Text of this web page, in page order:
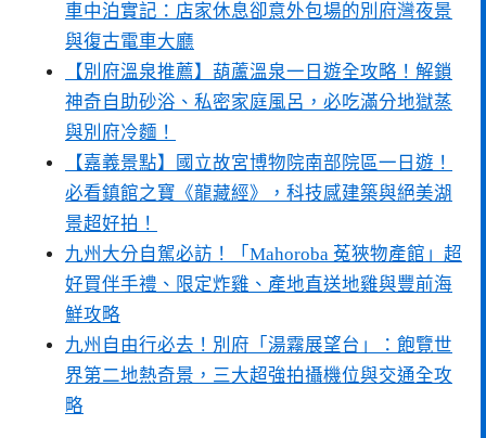
車中泊實記：店家休息卻意外包場的別府灣夜景
與復古電車大廳
【別府溫泉推薦】葫蘆溫泉一日遊全攻略！解鎖
神奇自助砂浴、私密家庭風呂，必吃滿分地獄蒸
與別府冷麵！
【嘉義景點】國立故宮博物院南部院區一日遊！
必看鎮館之寶《龍藏經》，科技感建築與絕美湖
景超好拍！
九州大分自駕必訪！「Mahoroba 菟狹物產館」超
好買伴手禮、限定炸雞、產地直送地雞與豐前海
鮮攻略
九州自由行必去！別府「湯霧展望台」：飽覽世
界第二地熱奇景，三大超強拍攝機位與交通全攻
略